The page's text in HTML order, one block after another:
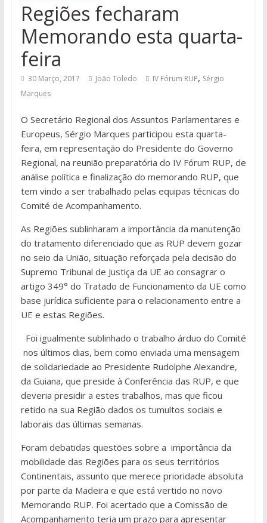
Regiões fecharam
Memorando esta quarta-
feira
30 Março, 2017 João Toledo IV Fórum RUP, Sérgio
Marques
O Secretário Regional dos Assuntos Parlamentares e
Europeus, Sérgio Marques participou esta quarta-
feira, em representação do Presidente do Governo
Regional, na reunião preparatória do IV Fórum RUP, de
análise política e finalização do memorando RUP, que
tem vindo a ser trabalhado pelas equipas técnicas do
Comité de Acompanhamento.
As Regiões sublinharam a importância da manutenção
do tratamento diferenciado que as RUP devem gozar
no seio da União, situação reforçada pela decisão do
Supremo Tribunal de Justiça da UE ao consagrar o
artigo 349° do Tratado de Funcionamento da UE como
base jurídica suficiente para o relacionamento entre a
UE e estas Regiões.
Foi igualmente sublinhado o trabalho árduo do Comité
nos últimos dias, bem como enviada uma mensagem
de solidariedade ao Presidente Rudolphe Alexandre,
da Guiana, que preside à Conferência das RUP, e que
deveria presidir a estes trabalhos, mas que ficou
retido na sua Região dados os tumultos sociais e
laborais das últimas semanas.
Foram debatidas questões sobre a importância da
mobilidade das Regiões para os seus territórios
Continentais, assunto que merece prioridade absoluta
por parte da Madeira e que está vertido no novo
Memorando RUP. Foi acertado que a Comissão de
Acompanhamento teria um prazo para apresentar